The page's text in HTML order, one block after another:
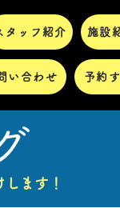
タッフ紹介 施設
い合わせ 予約
ます！